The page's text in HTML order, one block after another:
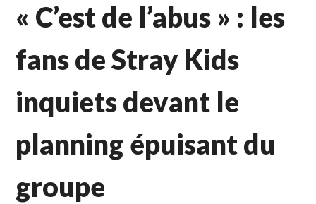
« C’est de l’abus » : les
fans de Stray Kids
inquiets devant le
planning épuisant du
groupe